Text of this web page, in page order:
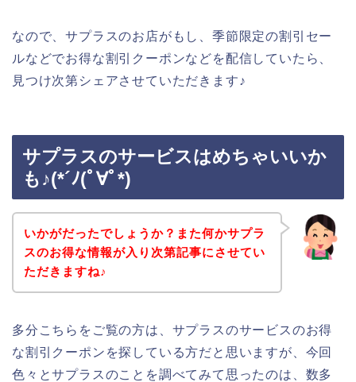
なので、サプラスのお店がもし、季節限定の割引セー
ルなどでお得な割引クーポンなどを配信していたら、
見つけ次第シェアさせていただきます♪
サプラスのサービスはめちゃいいか
も♪(*´ﾉ(ﾟ∀ﾟ*)
いかがだったでしょうか？また何かサプラ
スのお得な情報が入り次第記事にさせてい
ただきますね♪
多分こちらをご覧の方は、サプラスのサービスのお得
な割引クーポンを探している方だと思いますが、今回
色々とサプラスのことを調べてみて思ったのは、数多